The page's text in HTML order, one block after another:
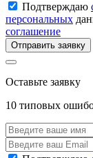
Подтверждаю
персональных
соглашение
Отправить заявку
Оставьте заявку
10 типовых